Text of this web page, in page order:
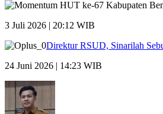
3 Juli 2026 | 20:12 WIB
Direktur RSUD, Sinarilah
24 Juni 2026 | 14:23 WIB